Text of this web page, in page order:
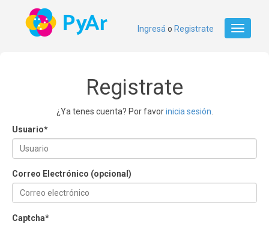
Toggle
Ingresá o Registrate
Registrate
¿Ya tenes cuenta? Por favorinicia sesión
Usuario*
Correo Electrónico (opcional)
Captcha*